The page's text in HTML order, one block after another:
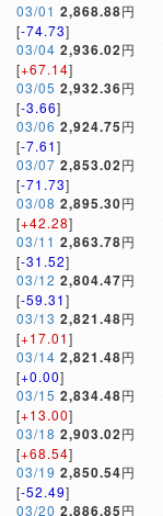
03/01 2,868.88円
[-74.73]
03/04 2,936.02円
[+67.14]
03/05 2,932.36円
[-3.66]
03/06 2,924.75円
[-7.61]
03/07 2,853.02円
[-71.73]
03/08 2,895.30円
[+42.28]
03/11 2,863.78円
[-31.52]
03/12 2,804.47円
[-59.31]
03/13 2,821.48円
[+17.01]
03/14 2,821.48円
[+0.00]
03/15 2,834.48円
[+13.00]
03/18 2,903.02円
[+68.54]
03/19 2,850.54円
[-52.49]
03/20 2,886.85円